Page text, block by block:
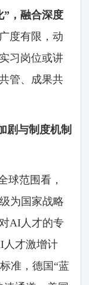
”，融合深度
度有限，动
习岗位或讲
管、成果共
剧与制度机制
球范围看，
为国家战略
AI人才的专
人才激增计
准，德国“蓝